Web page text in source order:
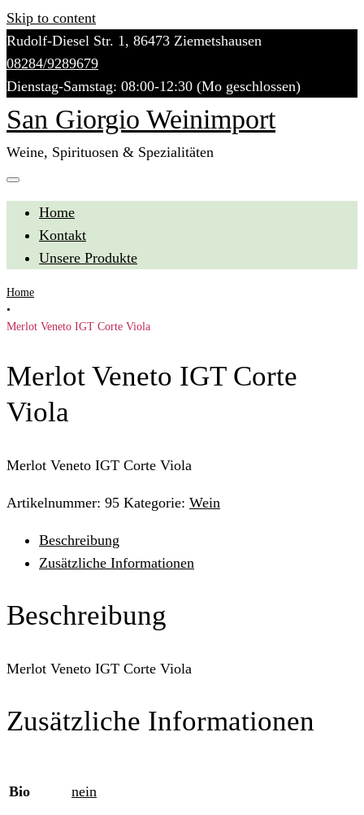
Skip to content
Rudolf-Diesel Str. 1, 86473 Ziemetshausen
08284/9289679
Dienstag-Samstag: 08:00-12:30 (Mo geschlossen)
San Giorgio Weinimport
Weine, Spirituosen & Spezialitäten
Home
Kontakt
Unsere Produkte
Home
•
Merlot Veneto IGT Corte Viola
Merlot Veneto IGT Corte
Viola
Merlot Veneto IGT Corte Viola
Artikelnummer: 95 Kategorie: Wein
Beschreibung
Zusätzliche Informationen
Beschreibung
Merlot Veneto IGT Corte Viola
Zusätzliche Informationen
Bio nein